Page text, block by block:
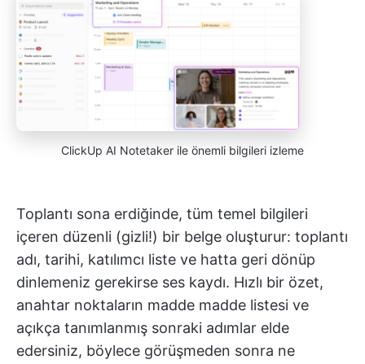
ClickUp AI Notetaker ile önemli bilgileri izleme
Toplantı sona erdiğinde, tüm temel bilgileri
içeren düzenli (gizli!) bir belge oluşturur: toplantı
adı, tarihi, katılımcı liste ve hatta geri dönüp
dinlemeniz gerekirse ses kaydı. Hızlı bir özet,
anahtar noktaların madde madde listesi ve
açıkça tanımlanmış sonraki adımlar elde
edersiniz, böylece görüşmeden sonra ne